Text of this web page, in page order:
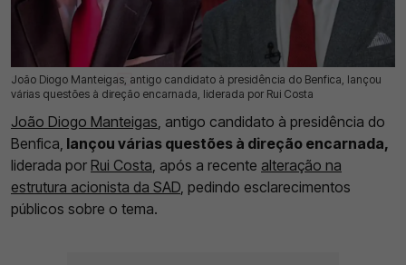
João Diogo Manteigas, antigo candidato à presidência do Benfica, lançou
várias questões à direção encarnada, liderada por Rui Costa
30 Abr 2026 | 17:37 | 0
João Diogo Manteigas, antigo candidato à presidência do
Benfica, lançou várias questões à direção encarnada,
liderada por Rui Costa, após a recente alteração na
estrutura acionista da SAD, pedindo esclarecimentos
públicos sobre o tema.